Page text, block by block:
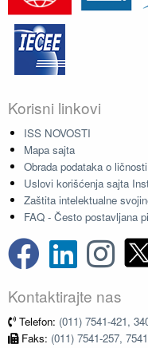
Korisni linkovi
ISS NOVOSTI
Mapa sajta
Obrada podataka o ličnosti
Uslovi korišćenja sajta
Zaštita intelektualne
FAQ - Često postavljana
Kontaktirajte nas
Telefon: (011) 7541-421,
Faks: (011) 7541-257,